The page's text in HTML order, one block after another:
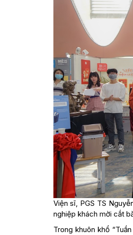
Viện sĩ, PGS TS
nghiệp khách mời cắt
Trong khuôn khổ